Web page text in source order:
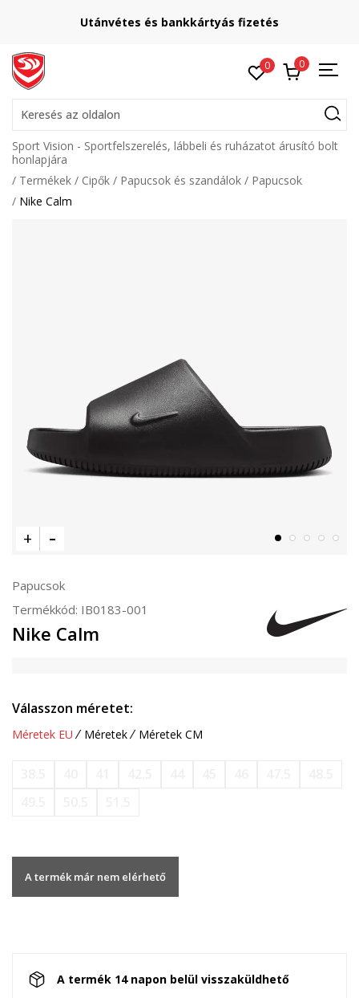
Utánvétes és bankkártyás fizetés
0 0
Keresés az oldalon
Sport Vision - Sportfelszerelés, lábbeli és ruházatot árusító bolt
honlapjára
Termékek
Cipők Papucsok és szandálok
Papucsok
Nike Calm
Papucsok
Termékkód: IB0183-001
Nike Calm
Válasszon méretet:
Méretek EU Méretek Méretek CM
A termék már nem elérhető
A termék 14 napon belül visszaküldhető